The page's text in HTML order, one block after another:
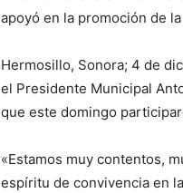
apoyó en la promoción de
Hermosillo, Sonora; 4 de
el Presidente Municipal
que este domingo
«Estamos muy contentos,
espíritu de convivencia en